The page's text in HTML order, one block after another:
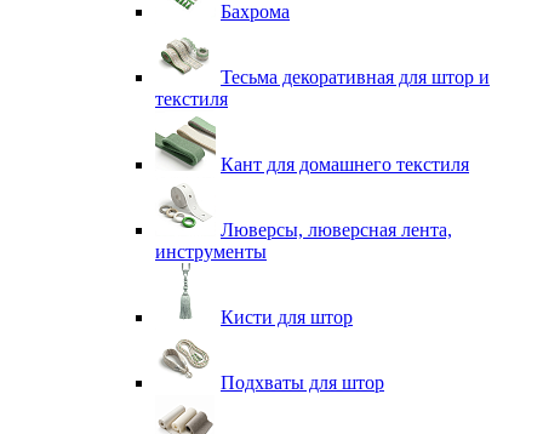
Бахрома
Тесьма декоративная для штор и
текстиля
Кант для домашнего текстиля
Люверсы, люверсная лента,
инструменты
Кисти для штор
Подхваты для штор